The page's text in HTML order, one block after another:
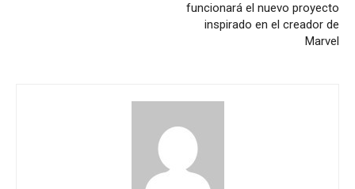
funcionará el nuevo proyecto
inspirado en el creador de
Marvel